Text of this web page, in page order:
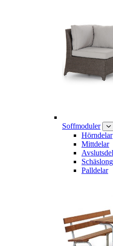
Soffmoduler
Hörndelar
Mittdelar
Palldelar